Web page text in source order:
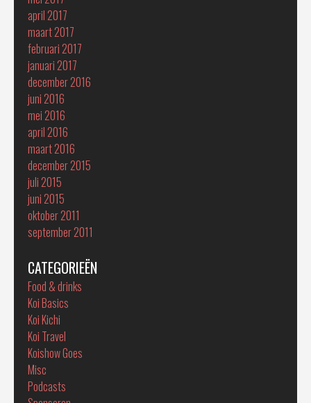
april 2017
maart 2017
februari 2017
januari 2017
december 2016
juni 2016
mei 2016
april 2016
maart 2016
december 2015
juli 2015
juni 2015
oktober 2011
september 2011
CATEGORIEËN
Food & drinks
Koi Basics
Koi Kichi
Koi Travel
Koishow Goes
Misc
Podcasts